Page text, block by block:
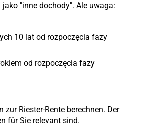
"inne dochody". Ale uwaga:
10 lat od rozpoczęcia fazy
od rozpoczęcia fazy
Riester-Rente berechnen. Der
für Sie relevant sind.